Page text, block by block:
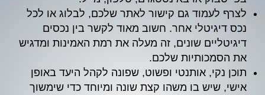
לצרף לעמוד גם קישור לאתר שלכם, לבלוג או לכל
נכס דיגיטלי אחר. חשוב מאוד לקשר בין נכסים
דיגיטליים שונים, זה מעלה את רמת האמינות ומדגיש
את הסמכותיות שלכם.
תוכן נקי, אותנטי ופשוט, שפונה לקהל היעד באופן
אישי, שיש בו משהו קצת שונה ומיוחד כדי שימשוך